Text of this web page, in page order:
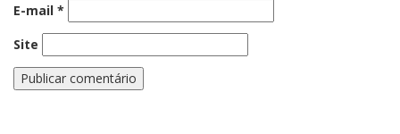
E-mail *
Site